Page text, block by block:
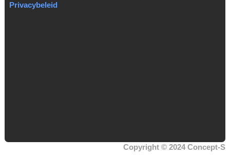
Privacybeleid
Copyright © 2024 Concept-S